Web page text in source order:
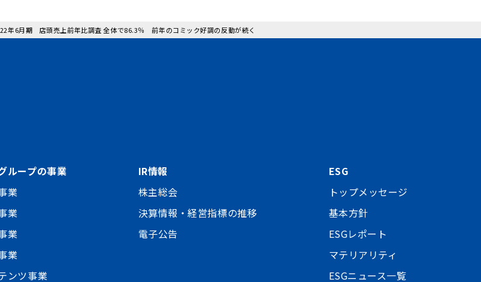
年6月期 店頭売上前年比調査 全体で86.3％ 前年のコミック好調の反動が続く
ループの事業
業
業
業
業
ンツ事業
IR情報
株主総会
決算情報・経営指標の推移
電子公告
ESG
トップメッセージ
基本方針
ESGレポート
マテリアリティ
ESGニュース一覧